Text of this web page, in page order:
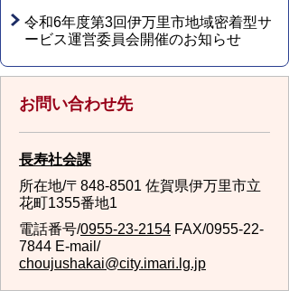
令和6年度第3回伊万里市地域密着型サ
ービス運営委員会開催のお知らせ
お問い合わせ先
長寿社会課
所在地/〒848-8501 佐賀県伊万里市立
花町1355番地1
電話番号/0955-23-2154 FAX/0955-22-
7844 E-mail/
choujushakai@city.imari.lg.jp